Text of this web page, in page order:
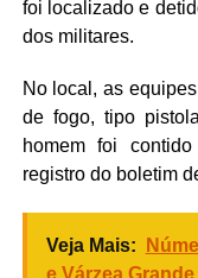
foi localizado e
dos militares.
No local, as
de fogo, tipo
homem foi
registro do boletim
Veja Mais: